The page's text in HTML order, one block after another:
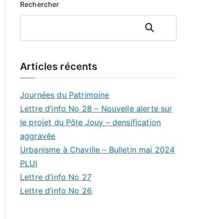
Rechercher
Rechercher
Articles récents
Journées du Patrimoine
Lettre d’info No 28 – Nouvelle alerte sur
le projet du Pôle Jouy – densification
aggravée
Urbanisme à Chaville – Bulletin mai 2024
PLUI
Lettre d’info No 27
Lettre d’info No 26